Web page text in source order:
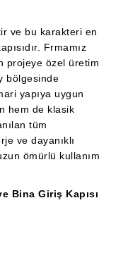
ve bu karakteri en
Frmamız
projeye özel üretim
bölgesinde
yapıya uygun
hem de klasik
tüm
ve dayanıklı
ömürlü kullanım
Bina Giriş Kapısı